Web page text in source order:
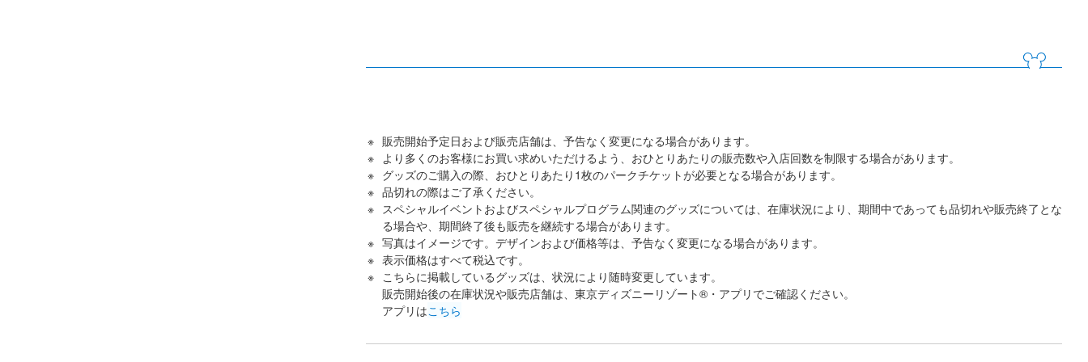
販売開始予定日および販売店舗は、予告なく変更になる場合があります。
より多くのお客様にお買い求めいただけるよう、おひとりあたりの販売数や入店回数を制限する場合があります。
グッズのご購入の際、おひとりあたり1枚のパークチケットが必要となる場合があります。
品切れの際はご了承ください。
スペシャルイベントおよびスペシャルプログラム関連のグッズについては、在庫状況により、期間中であっても品切れや販売終了とな
る場合や、期間終了後も販売を継続する場合があります。
写真はイメージです。デザインおよび価格等は、予告なく変更になる場合があります。
表示価格はすべて税込です。
こちらに掲載しているグッズは、状況により随時変更しています。
販売開始後の在庫状況や販売店舗は、東京ディズニーリゾート®・アプリでご確認ください。
アプリはこちら